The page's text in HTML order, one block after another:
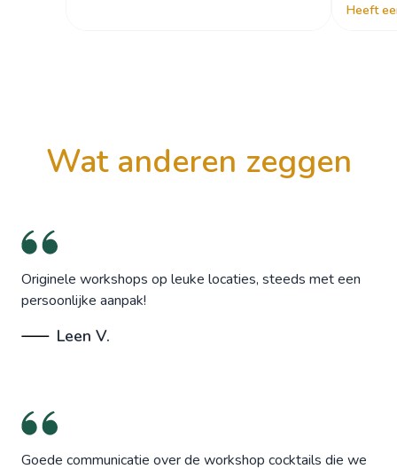
Heeft
wat anderen zeggen
Originele workshops op leuke locaties, steeds met een
persoonlijke aanpak!
Leen V.
Goede communicatie over de workshop cocktails die we